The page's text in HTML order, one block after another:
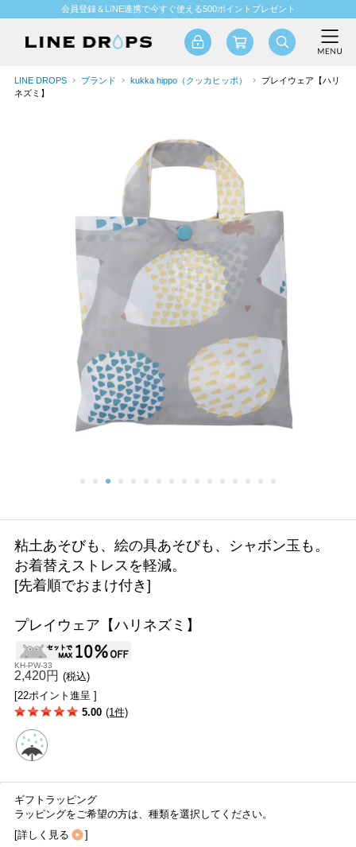
会員登録＆LINE連携で今すぐ使える500ポイントプレゼント
LINE DROPS ブランド kukka hippo（クッカヒッポ）
プレイウェア【ハリ
ネズミ】
粘土あそびも、絵の具あそびも、シャボン玉も。
お着替えストレスを軽減。
[先着順でおまけ付き]
プレイウェア【ハリネズミ】
KH-PW-33
2,420円 (税込)
[22ポイント進呈 ]
5.00 (1件)
ギフトラッピング
ラッピングをご希望の方は、種類を選択してください。
[詳しく見る ]